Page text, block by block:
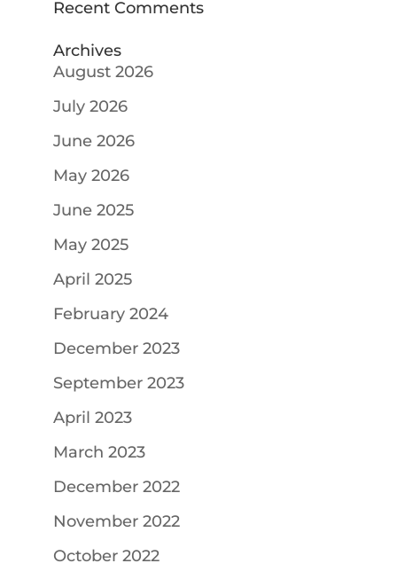
Recent Comments
Archives
August 2026
July 2026
June 2026
May 2026
June 2025
May 2025
April 2025
February 2024
December 2023
September 2023
April 2023
March 2023
December 2022
November 2022
October 2022